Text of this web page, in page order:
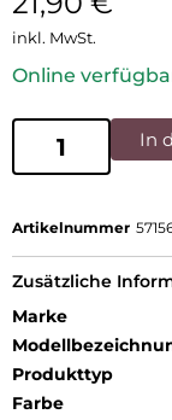
inkl. MwSt.
Online
In
Artikelnummer
Zusätzliche
Marke
Produkttyp
Farbe